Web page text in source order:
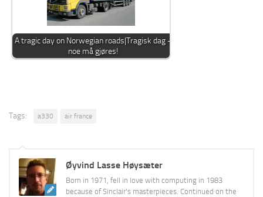
A tragic day on Norwegian roads|Tragisk dag -
noe må gjøres!
Tags: a330 air france
Øyvind Lasse Høysæter
Born in 1971, fell in love with computing in 1983
because of Sinclair's masterpieces. Continued on the